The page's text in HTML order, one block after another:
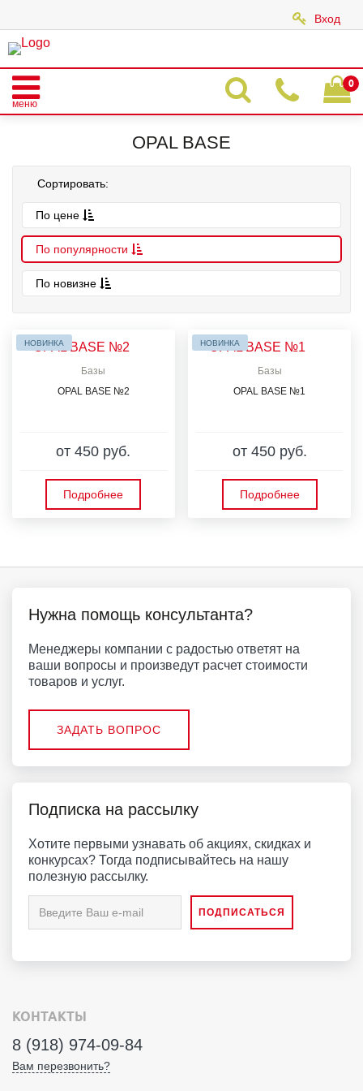
Вход
меню
0
OPAL BASE
Сортировать:
По цене
По популярности
По новизне
НОВИНКА
Базы
OPAL BASE №2
от 450 руб.
Подробнее
НОВИНКА
Базы
OPAL BASE №1
от 450 руб.
Подробнее
Нужна помощь консультанта?
Менеджеры компании с радостью ответят на
ваши вопросы и произведут расчет стоимости
товаров и услуг.
ЗАДАТЬ ВОПРОС
Подписка на рассылку
Хотите первыми узнавать об акциях, скидках и
конкурсах? Тогда подписывайтесь на нашу
полезную рассылку.
КОНТАКТЫ
8 (918) 974-09-84
Вам перезвонить?